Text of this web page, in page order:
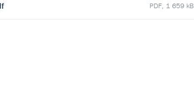
PDF, 1 659 kB